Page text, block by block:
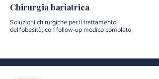
Chirurgia bariatrica
Soluzioni chirurgiche per il trattamento
dell'obesità, con follow-up medico completo.